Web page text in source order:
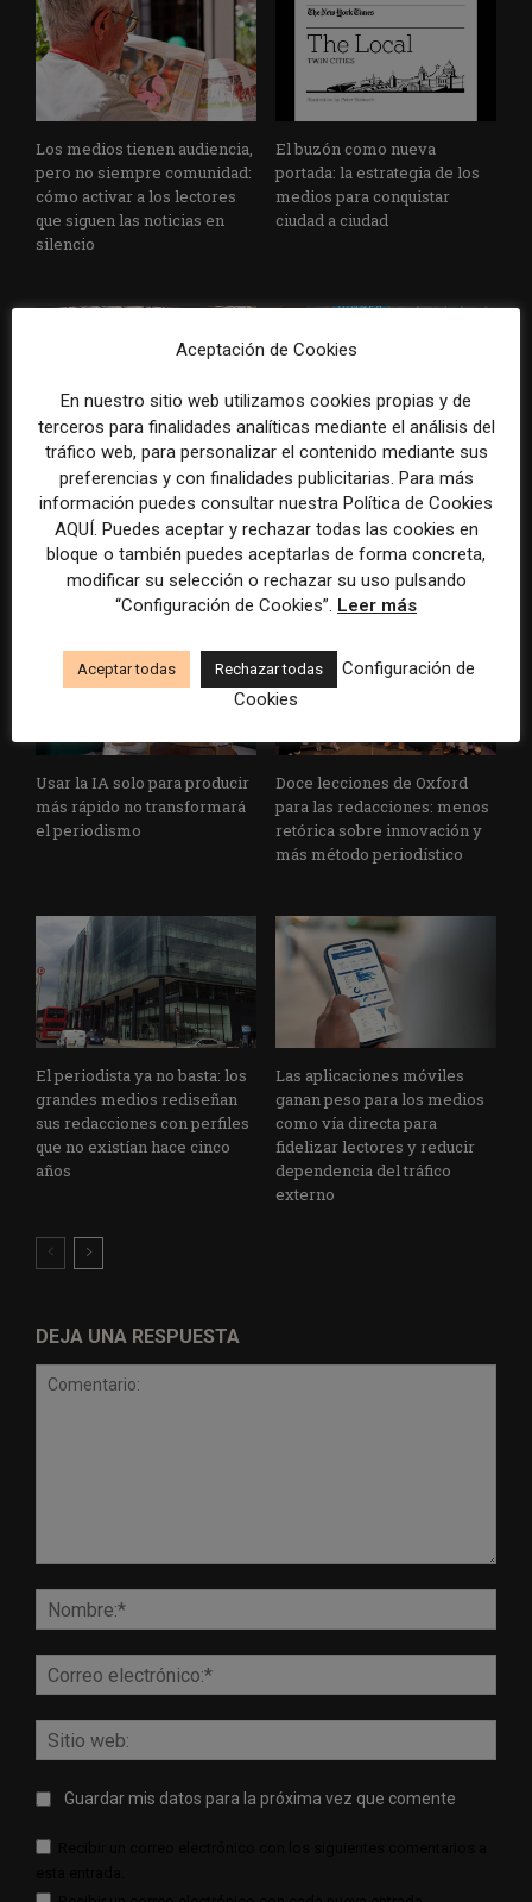
Los medios tienen audiencia,
pero no siempre comunidad:
cómo activar a los lectores
que siguen las noticias en
silencio
El buzón como nueva
portada: la estrategia de los
medios para conquistar
ciudad a ciudad
Cómo adelantarse a los
resúmenes con IA de Google
en las noticias de última hora:
el ejemplo de USA Today
durante el Mundial de...
Cuando el lector ya no llega
al medio, el medio tiene que
llegar a sus rutinas
Usar la IA solo para producir
más rápido no transformará
el periodismo
Doce lecciones de Oxford
para las redacciones: menos
retórica sobre innovación y
más método periodístico
El periodista ya no basta: los
grandes medios rediseñan
sus redacciones con perfiles
que no existían hace cinco
años
Las aplicaciones móviles
ganan peso para los medios
como vía directa para
fidelizar lectores y reducir
dependencia del tráfico
externo
DEJA UNA RESPUESTA
web:
Guardar mis datos para la próxima vez que comente
Aceptación de Cookies
En nuestro sitio web utilizamos cookies propias y de
terceros para finalidades analíticas mediante el análisis del
tráfico web, para personalizar el contenido mediante sus
preferencias y con finalidades publicitarias. Para más
información puedes consultar nuestra Política de Cookies
AQUÍ. Puedes aceptar y rechazar todas las cookies en
bloque o también puedes aceptarlas de forma concreta,
modificar su selección o rechazar su uso pulsando
“Configuración de Cookies”. Leer más
Aceptar todas Rechazar todas
Configuración de
Cookies